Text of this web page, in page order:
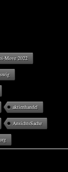
Move 2022
aktienhandel
AnsichtsSache